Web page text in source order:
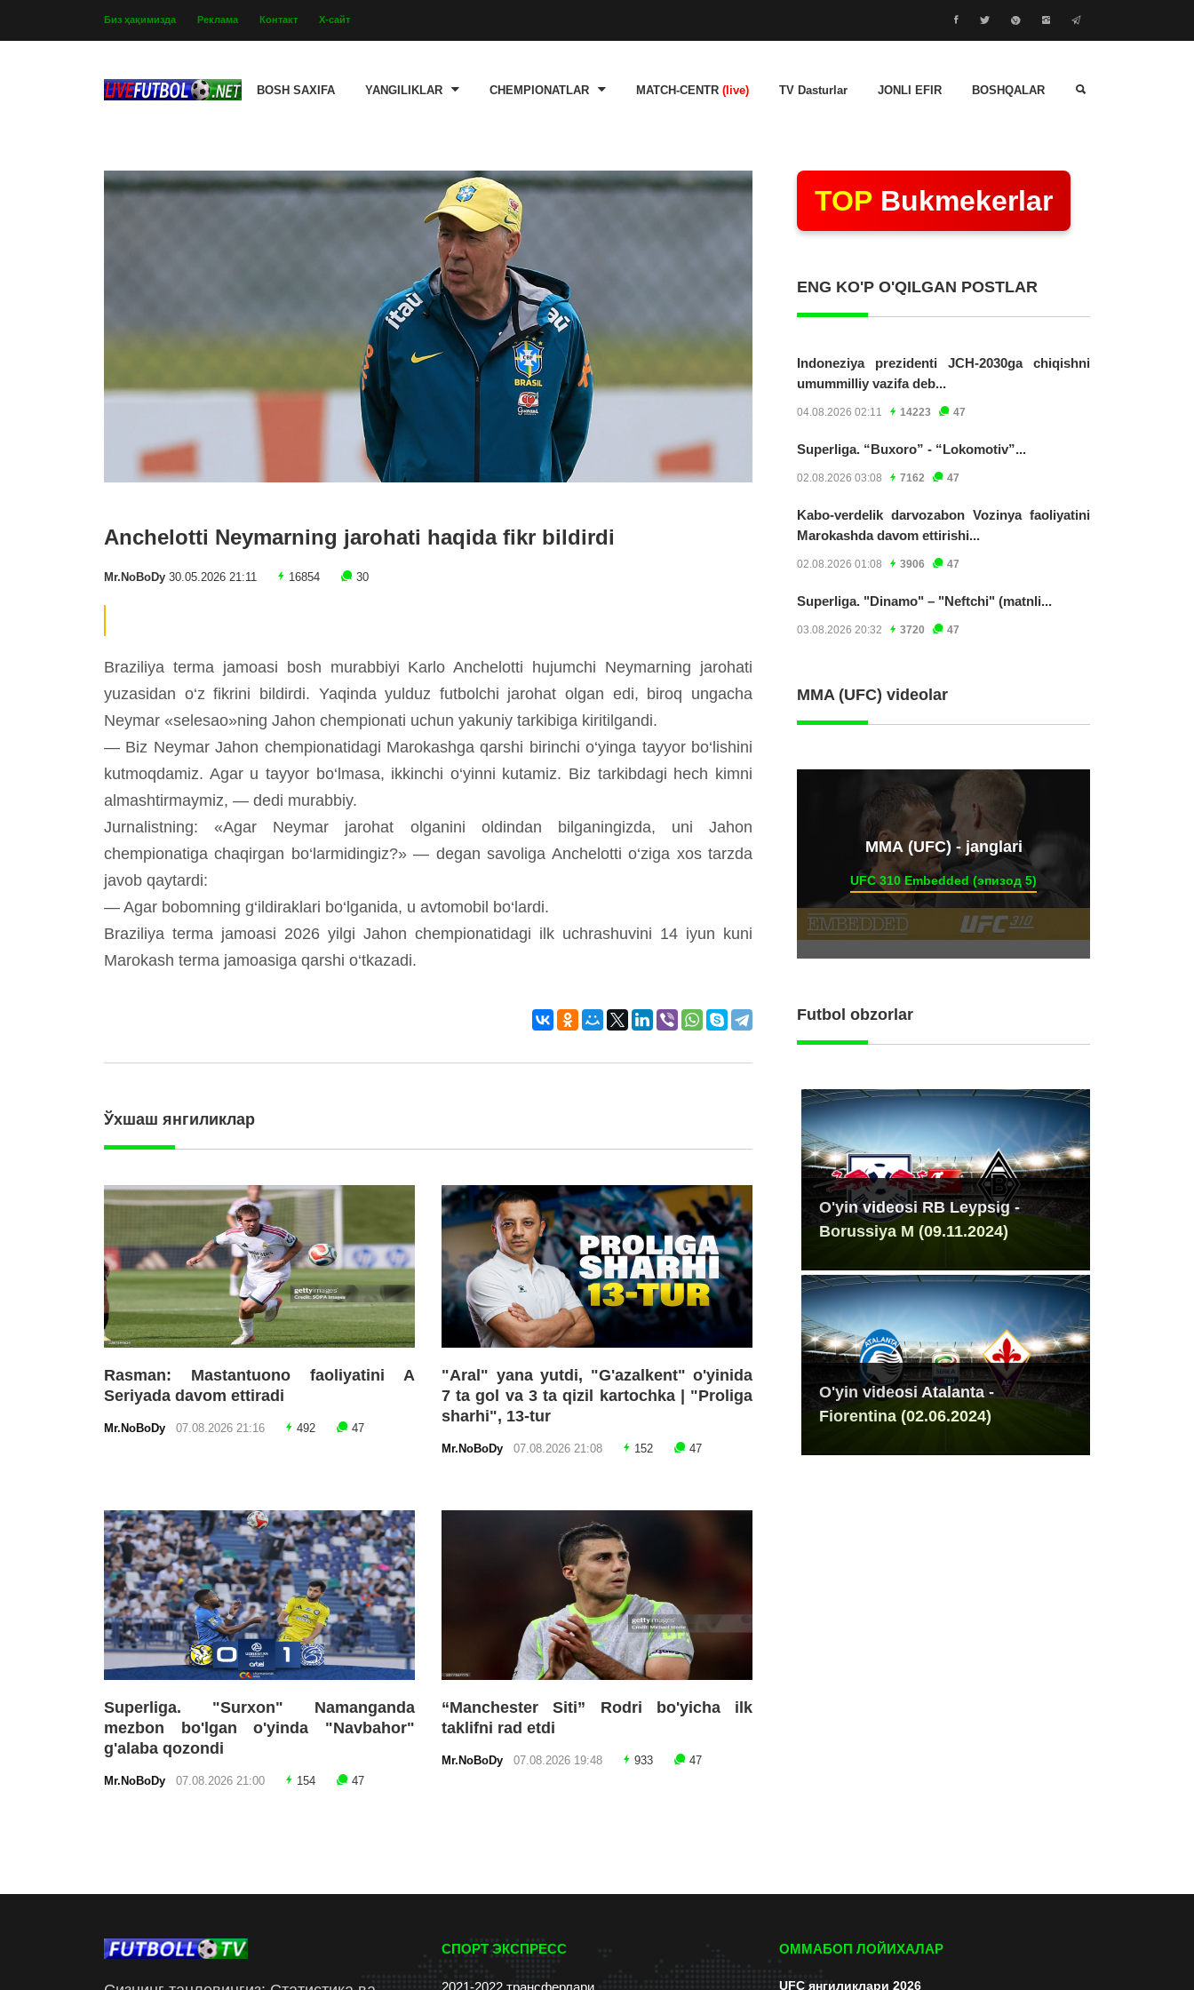
Биз ҳақимизда Реклама Контакт Х-сайт
BOSH SAXIFA YANGILIKLAR CHEMPIONATLAR MATCH-CENTR (live) TV Dasturlar JONLI EFIR BOSHQALAR
Anchelotti Neymarning jarohati haqida fikr bildirdi
Mr.NoBoDy 30.05.2026 21:11 16854 30
Braziliya terma jamoasi bosh murabbiyi Karlo Anchelotti hujumchi Neymarning jarohati
yuzasidan o‘z fikrini bildirdi. Yaqinda yulduz futbolchi jarohat olgan edi, biroq ungacha
Neymar «selesao»ning Jahon chempionati uchun yakuniy tarkibiga kiritilgandi.
— Biz Neymar Jahon chempionatidagi Marokashga qarshi birinchi o‘yinga tayyor bo‘lishini
kutmoqdamiz. Agar u tayyor bo‘lmasa, ikkinchi o‘yinni kutamiz. Biz tarkibdagi hech kimni
almashtirmaymiz, — dedi murabbiy.
Jurnalistning: «Agar Neymar jarohat olganini oldindan bilganingizda, uni Jahon
chempionatiga chaqirgan bo‘larmidingiz?» — degan savoliga Anchelotti o‘ziga xos tarzda
javob qaytardi:
— Agar bobomning g‘ildiraklari bo‘lganida, u avtomobil bo‘lardi.
Braziliya terma jamoasi 2026 yilgi Jahon chempionatidagi ilk uchrashuvini 14 iyun kuni
Marokash terma jamoasiga qarshi o‘tkazadi.
Ўхшаш янгиликлар
Rasman: Mastantuono faoliyatini A
Seriyada davom ettiradi
Mr.NoBoDy 07.08.2026 21:16 492 47
"Aral" yana yutdi, "G'azalkent" o'yinida
7 ta gol va 3 ta qizil kartochka | "Proliga
sharhi", 13-tur
Mr.NoBoDy 07.08.2026 21:08 152 47
Superliga. "Surxon" Namanganda
mezbon bo'lgan o'yinda "Navbahor"
g'alaba qozondi
Mr.NoBoDy 07.08.2026 21:00 154 47
“Manchester Siti” Rodri bo'yicha ilk
taklifni rad etdi
Mr.NoBoDy 07.08.2026 19:48 933 47
TOP Bukmekerlar
ENG KO'P O'QILGAN POSTLAR
Indoneziya prezidenti JCH-2030ga chiqishni
umummilliy vazifa deb...
04.08.2026 02:11 14223 47
Superliga. “Buxoro” - “Lokomotiv”...
02.08.2026 03:08 7162 47
Kabo-verdelik darvozabon Vozinya faoliyatini
Marokashda davom ettirishi...
02.08.2026 01:08 3906 47
Superliga. "Dinamo" – "Neftchi" (matnli...
03.08.2026 20:32 3720 47
MMA (UFC) videolar
ММА (UFC) - janglari
UFC 310 Embedded (эпизод 5)
Futbol obzorlar
O'yin videosi RB Leypsig -
Borussiya M (09.11.2024)
O'yin videosi Atalanta -
Fiorentina (02.06.2024)
СПОРТ ЭКСПРЕСС ОММАБОП ЛОЙИХАЛАР
UFC янгиликлари 2026